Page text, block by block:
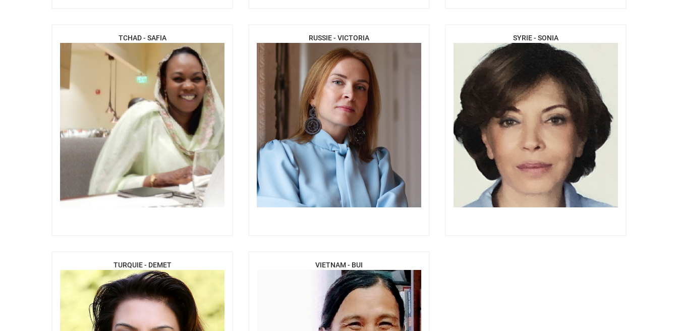
TCHAD - SAFIA RUSSIE - VICTORIA SYRIE - SONIA
TURQUIE - DEMET VIETNAM - BUI